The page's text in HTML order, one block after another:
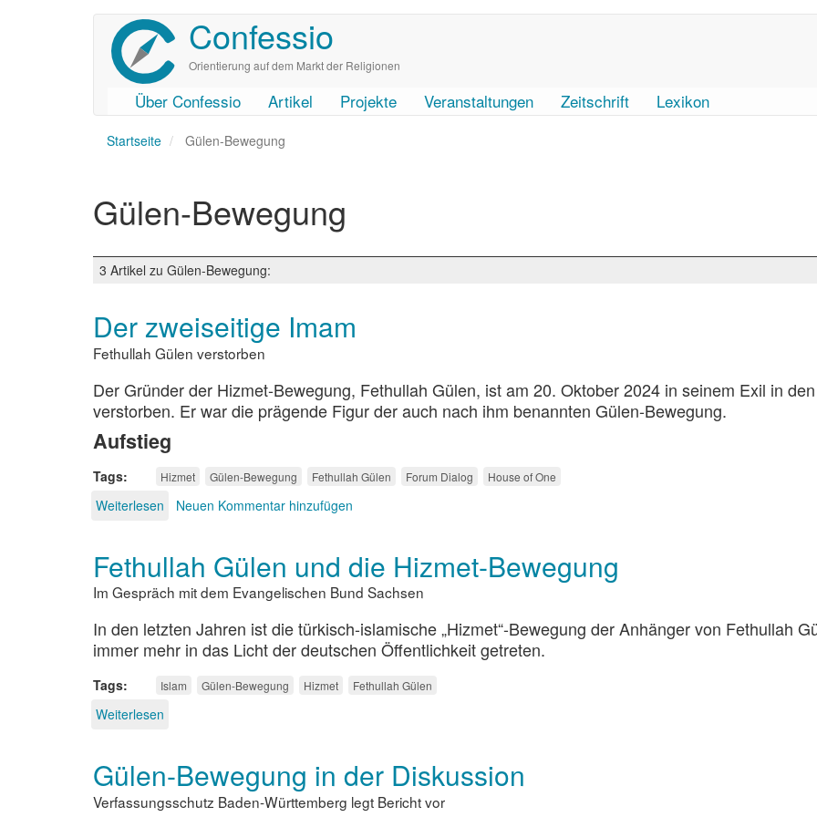
Confessio
Orientierung auf dem Markt der Religionen
User
account
Main
navigation
Über Confessio Artikel Projekte Veranstaltungen Zeitschrift Lexikon
Startseite Gülen-Bewegung
Gülen-Bewegung
3 Artikel zu Gülen-Bewegung:
Der zweiseitige Imam
Fethullah Gülen verstorben
Der Gründer der Hizmet-Bewegung, Fethullah Gülen, ist am 20. Oktober 2024 in seinem Exil in
verstorben. Er war die prägende Figur der auch nach ihm benannten Gülen-Bewegung.
Aufstieg
Tags Hizmet Gülen-Bewegung Fethullah Gülen Forum Dialog House of One
Weiterlesen über
Imam
Neuen Kommentar hinzufügen
Fethullah Gülen und die Hizmet-Bewegung
Im Gespräch mit dem Evangelischen Bund Sachsen
In den letzten Jahren ist die türkisch-islamische „Hizmet“-Bewegung der Anhänger von Fethullah
immer mehr in das Licht der deutschen Öffentlichkeit getreten.
Tags Islam Gülen-Bewegung Hizmet Fethullah Gülen
Weiterlesen
und
die
Hizmet-
Gülen-Bewegung in der Diskussion
Verfassungsschutz Baden-Württemberg legt Bericht vor